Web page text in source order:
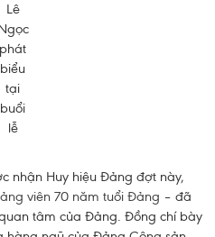
Lê
phát
biểu
tại
buổi
lễ
nhận Huy hiệu Đảng đợt này,
viên 70 năm tuổi Đảng – đã
tâm của Đảng. Đồng chí bày